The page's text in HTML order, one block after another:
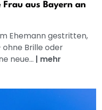
aus Bayern an
Ehemann gestritten,
Brille oder
neue... | mehr